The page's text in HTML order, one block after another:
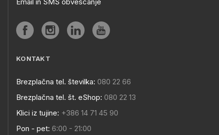
KONTAKT
Brezplačna tel. številka: 080 22 66
Brezplačna tel. št. eShop: 080 22 13
Klici iz tujine: +386 14 71 45 90
Pon - pet: 6:00 - 21:00